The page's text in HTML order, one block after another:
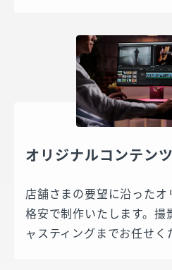
オリジナルコンテン
店舗さまの要望に沿った
格安で制作いたします。撮
ャスティングまでお任せく